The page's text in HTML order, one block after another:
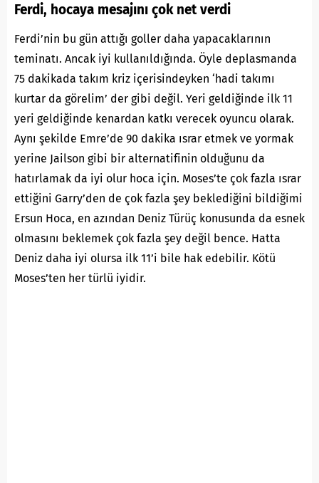
Ferdi, hocaya mesajını çok net verdi
Ferdi’nin bu gün attığı goller daha yapacaklarının
teminatı. Ancak iyi kullanıldığında. Öyle deplasmanda
75 dakikada takım kriz içerisindeyken ‘hadi takımı
kurtar da görelim’ der gibi değil. Yeri geldiğinde ilk 11
yeri geldiğinde kenardan katkı verecek oyuncu olarak.
Aynı şekilde Emre’de 90 dakika ısrar etmek ve yormak
yerine Jailson gibi bir alternatifinin olduğunu da
hatırlamak da iyi olur hoca için. Moses’te çok fazla ısrar
ettiğini Garry’den de çok fazla şey beklediğini bildiğimi
Ersun Hoca, en azından Deniz Türüç konusunda da esnek
olmasını beklemek çok fazla şey değil bence. Hatta
Deniz daha iyi olursa ilk 11’i bile hak edebilir. Kötü
Moses’ten her türlü iyidir.